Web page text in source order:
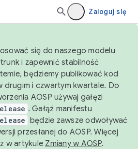
Zaloguj się
się do naszego modelu
i zapewnić stabilność
będziemy publikować kod
drugim i czwartym kwartale. Do
AOSP używaj gałęzi
. Gałąź manifestu
będzie zawsze odwoływać
przesłanej do AOSP. Więcej
w artykule Zmiany w AOSP.